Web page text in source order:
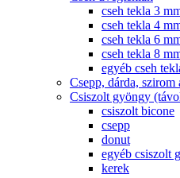
cseh tekla 3
cseh tekla 4
cseh tekla 6
cseh tekla 8
egyéb cseh
Csepp, dárda,
Csiszolt gyöngy
csiszolt bicone
csepp
donut
egyéb csiszolt
kerek